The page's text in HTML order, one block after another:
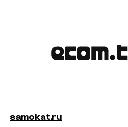
samokat.ru